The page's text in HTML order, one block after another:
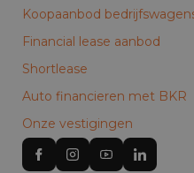
Koopaanbod
Financial lease aanbod
Shortlease
Auto financieren met BKR
Onze vestigingen